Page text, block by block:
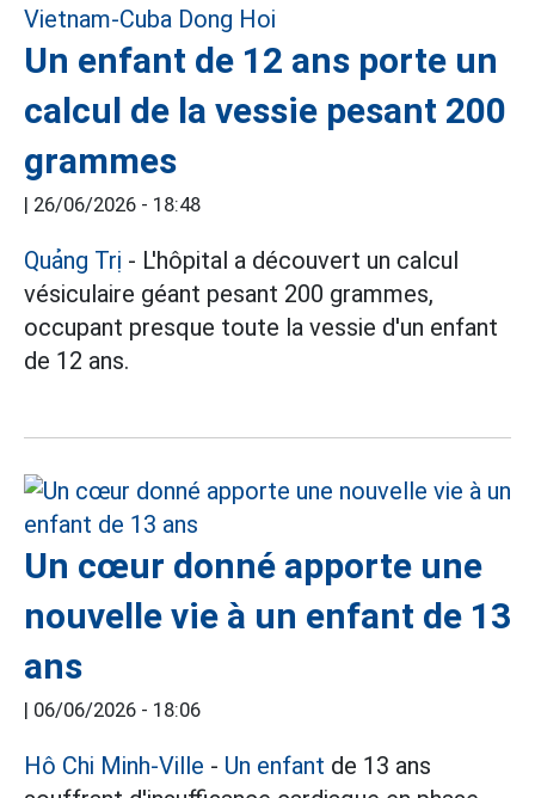
Un enfant de 12 ans porte un
calcul de la vessie pesant 200
grammes
| 26/06/2026 - 18:48
Quảng Trị - L'hôpital a découvert un calcul
vésiculaire géant pesant 200 grammes,
occupant presque toute la vessie d'un enfant
de 12 ans.
Un cœur donné apporte une
nouvelle vie à un enfant de 13
ans
| 06/06/2026 - 18:06
Hô Chi Minh-Ville - Un enfant de 13 ans